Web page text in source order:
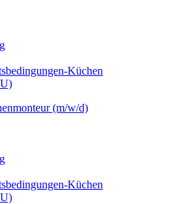
Küchen
(m/w/d)
Küchen